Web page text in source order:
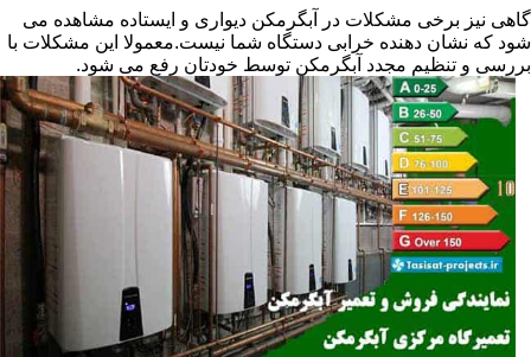
گاهی نیز برخی مشکلات در آبگرمکن دیواری و ایستاده مشاهده می
شود که نشان دهنده خرابی دستگاه شما نیست.معمولا این مشکلات با
بررسی و تنظیم مجدد آبگرمکن توسط خودتان رفع می شود.